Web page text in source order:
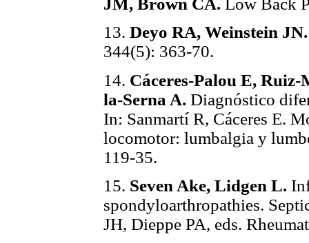
JM, Brown CA. Low Back
13. Deyo RA, Weinstein JN.
344(5): 363-70.
14. Cáceres-Palou E,
la-Serna A. Diagnóstico
In: Sanmartí R, Cáceres E.
locomotor: lumbalgia y
119-35.
15. Seven Ake, Lidgen L.
spondyloarthropathies.
JH, Dieppe PA, eds.